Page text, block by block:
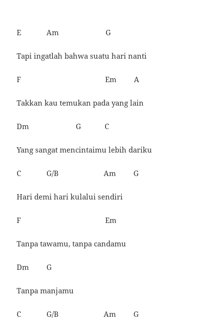
E Am G
Tapi ingatlah bahwa suatu hari nanti
F Em A
Takkan kau temukan pada yang lain
Dm G C
Yang sangat mencintaimu lebih dariku
C G/B Am G
Hari demi hari kulalui sendiri
F Em
Tanpa tawamu, tanpa candamu
Dm G
Tanpa manjamu
C G/B Am G